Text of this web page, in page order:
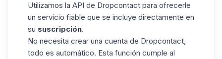
Utilizamos la API de Dropcontact para ofrecerle
un servicio fiable que se incluye directamente en
su suscripción.
No necesita crear una cuenta de Dropcontact,
todo es automático. Esta función cumple al